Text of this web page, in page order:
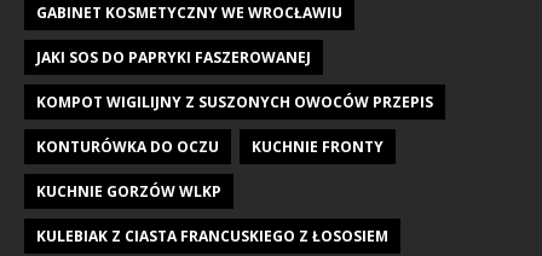
GABINET KOSMETYCZNY WE WROCŁAWIU
JAKI SOS DO PAPRYKI FASZEROWANEJ
KOMPOT WIGILIJNY Z SUSZONYCH OWOCÓW PRZEPIS
KONTURÓWKA DO OCZU KUCHNIE FRONTY
KUCHNIE GORZÓW WLKP
KULEBIAK Z CIASTA FRANCUSKIEGO Z ŁOSOSIEM